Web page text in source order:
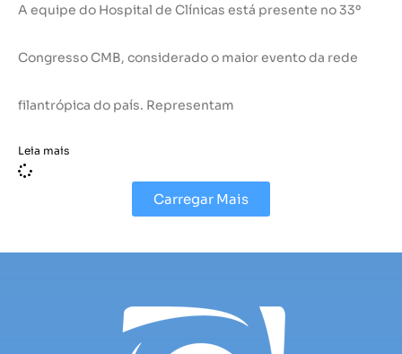
A equipe do Hospital de Clínicas está presente no 33º
Congresso CMB, considerado o maior evento da rede
filantrópica do país. Representam
Leia mais
Carregar Mais